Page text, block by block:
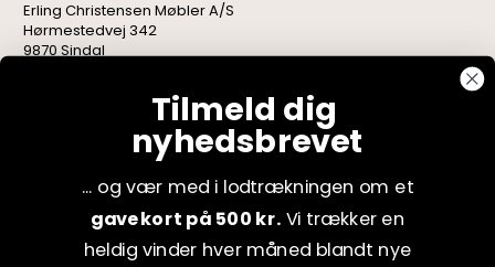
Erling Christensen Møbler A/S
Hørmestedvej 342
9870 Sindal
Tilmeld dig
nyhedsbrevet
... og vær med i lodtrækningen om et
gavekort på 500 kr. Vi trækker en
heldig vinder hver måned blandt nye